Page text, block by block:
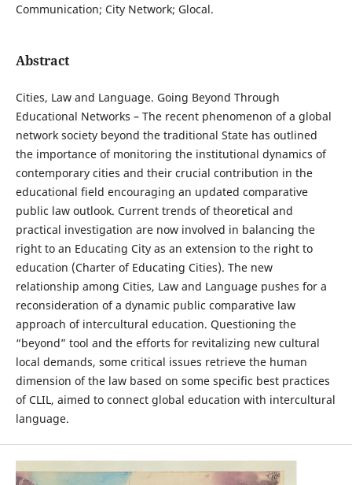
Communication; City Network; Glocal.
Abstract
Cities, Law and Language. Going Beyond Through
Educational Networks – The recent phenomenon of a global
network society beyond the traditional State has outlined
the importance of monitoring the institutional dynamics of
contemporary cities and their crucial contribution in the
educational field encouraging an updated comparative
public law outlook. Current trends of theoretical and
practical investigation are now involved in balancing the
right to an Educating City as an extension to the right to
education (Charter of Educating Cities). The new
relationship among Cities, Law and Language pushes for a
reconsideration of a dynamic public comparative law
approach of intercultural education. Questioning the
“beyond” tool and the efforts for revitalizing new cultural
local demands, some critical issues retrieve the human
dimension of the law based on some specific best practices
of CLIL, aimed to connect global education with intercultural
language.